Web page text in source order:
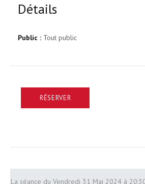
Détails
Public : Tout public
RÉSERVER